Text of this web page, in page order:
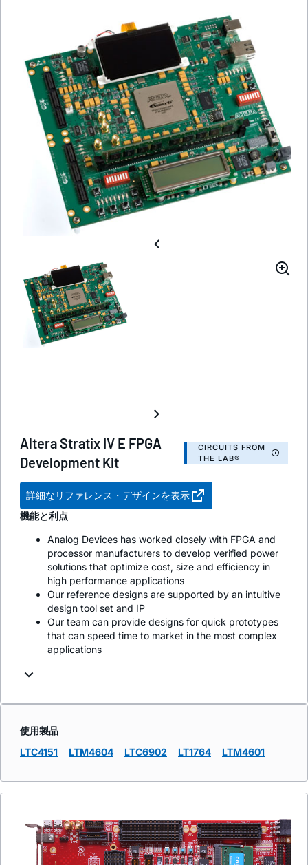
Altera Stratix IV E FPGA
Development Kit
CIRCUITS FROM
THE LAB®
詳細なリファレンス・デザインを表示
機能と利点
Analog Devices has worked closely with FPGA and
processor manufacturers to develop verified power
solutions that optimize cost, size and efficiency in
high performance applications
Our reference designs are supported by an intuitive
design tool set and IP
Our team can provide designs for quick prototypes
that can speed time to market in the most complex
applications
使用製品
LTC4151
LTM4604 LTC6902 LT1764 LTM4601